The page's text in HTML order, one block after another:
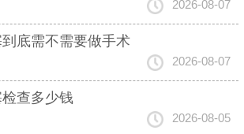
2026-08-07
底需不需要做手术
2026-08-07
查多少钱
2026-08-05